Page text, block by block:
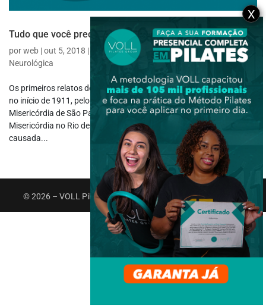
Tudo que você precisa saber sobre Síndrome Pós-Pólio
porweb |out 5, 2018 | Fisioterapia Específica,Fisioterapia
Neurológica
Os primeiros relatos de casos de poliomielite no Brasil foram feitos
no início de 1911, pelo Dr. Luiz Hoppe, da Santa Casa de
Misericórdia de São Paulo, e pelo Dr. Oswaldo Oliveira, do Hospital
Misericórdia no Rio de Janeiro. A poliomielite anterior aguda é
causada...
© 2026 – VOLL Pilates Group. Todos os direitos reservados.
X